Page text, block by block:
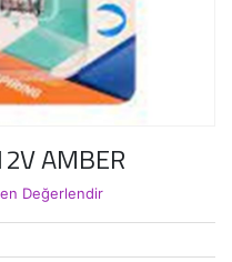
AMBER
Değerlendir